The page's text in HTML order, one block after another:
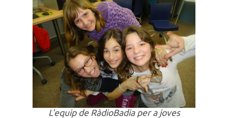
L'equip de RàdioBadia per a joves